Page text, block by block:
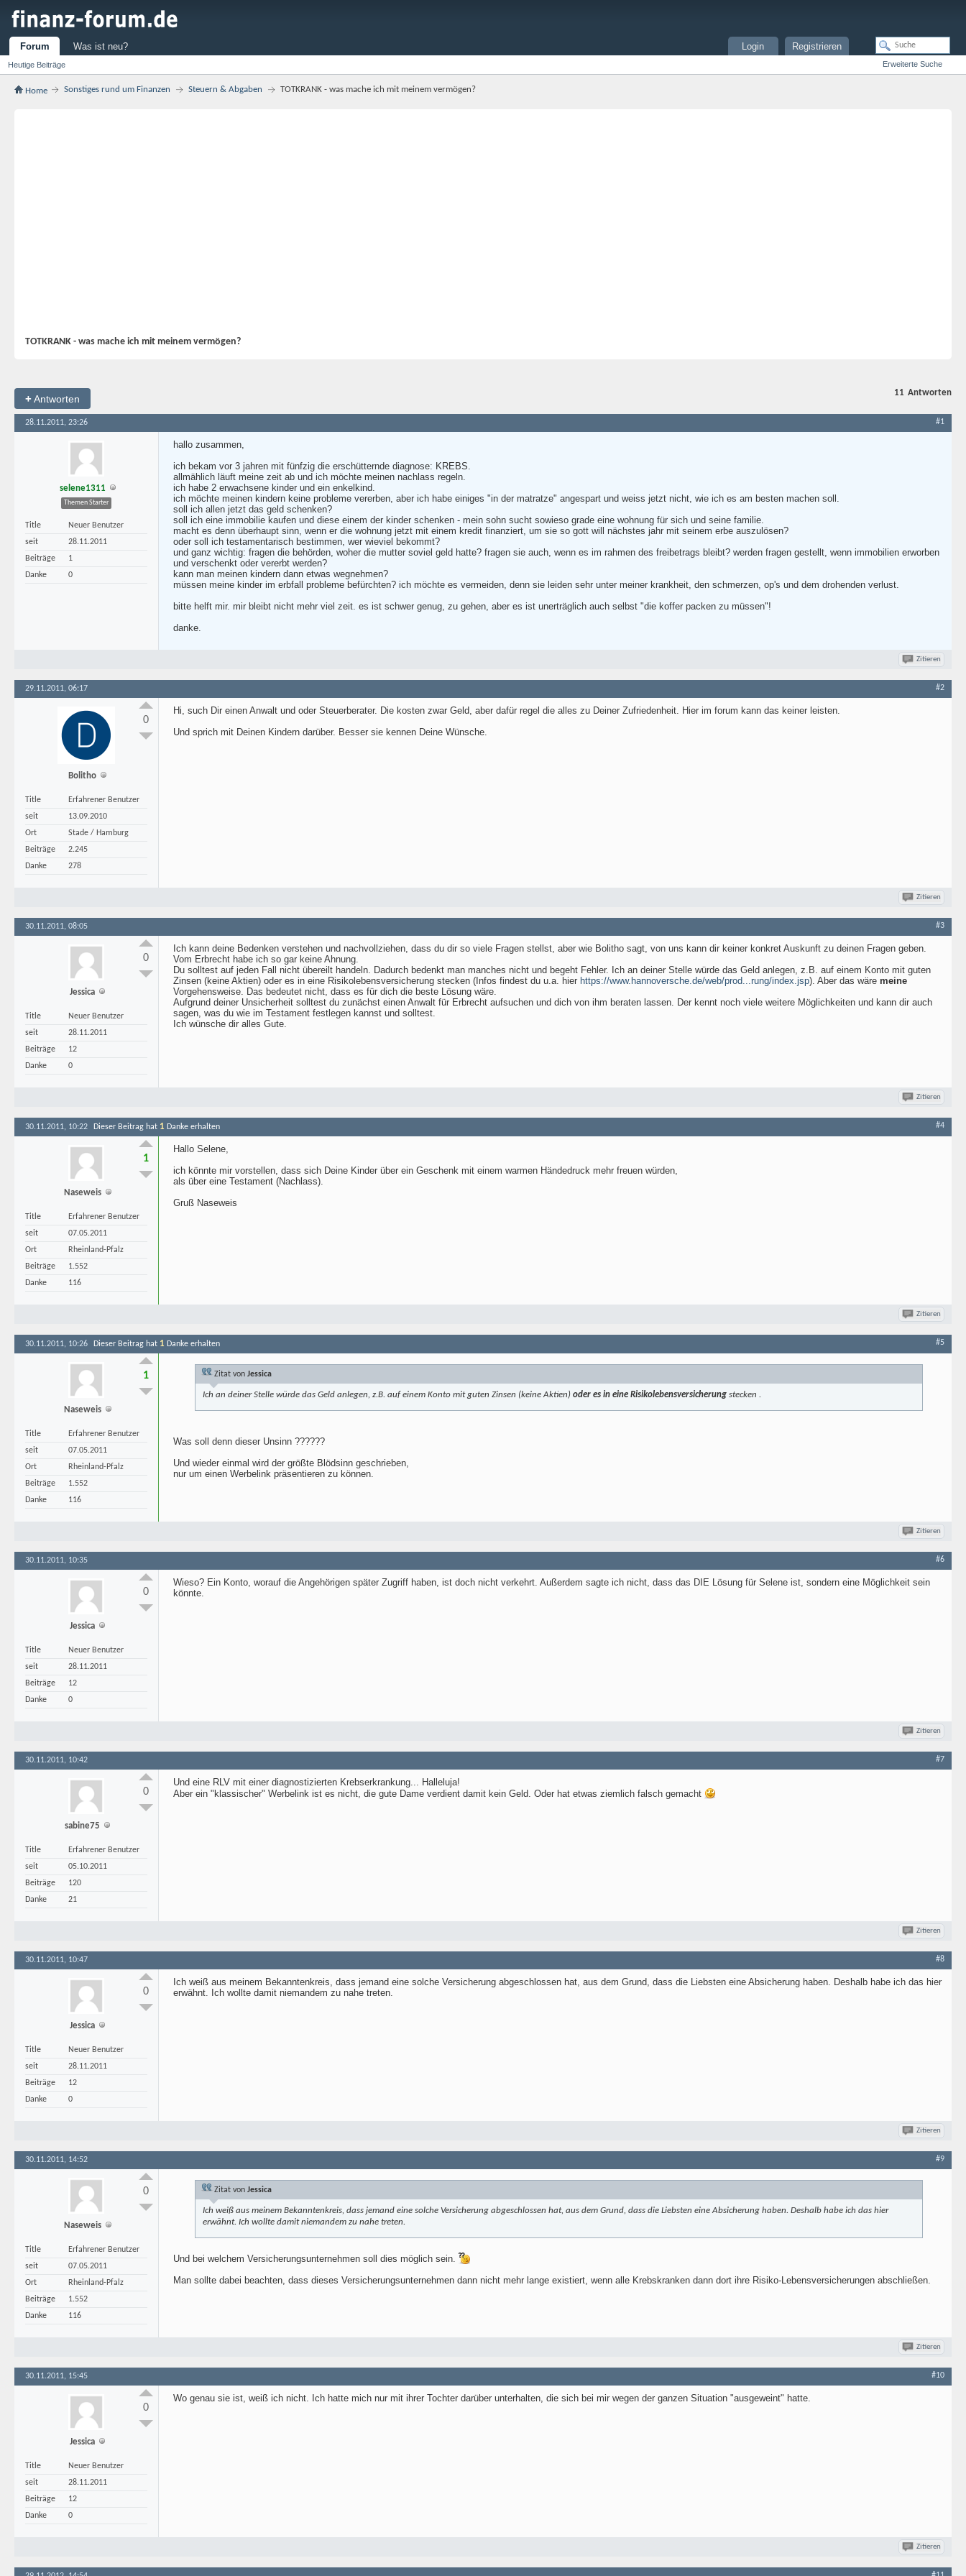
Forum
Heutige Beiträge
Was ist neu? Registrieren
Login
Erweiterte Suche
Home Sonstiges rund um Finanzen Steuern & Abgaben TOTKRANK - was mache ich mit meinem vermögen?
TOTKRANK - was mache ich mit meinem vermögen?
+Antworten
11 Antworten
28.11.2011, 23:26 #1
selene1311
Themen Starter
Title
Neuer Benutzer
seit
28.11.2011
Beiträge
1
Danke
0
hallo zusammen,
ich bekam vor 3 jahren mit fünfzig die erschütternde diagnose: KREBS.
allmählich läuft meine zeit ab und ich möchte meinen nachlass regeln.
ich habe 2 erwachsene kinder und ein enkelkind.
ich möchte meinen kindern keine probleme vererben, aber ich habe einiges "in der matratze" angespart und weiss jetzt nicht, wie ich es am besten machen soll.
soll ich allen jetzt das geld schenken?
soll ich eine immobilie kaufen und diese einem der kinder schenken - mein sohn sucht sowieso grade eine wohnung für sich und seine familie.
macht es denn überhaupt sinn, wenn er die wohnung jetzt mit einem kredit finanziert, um sie so gott will nächstes jahr mit seinem erbe auszulösen?
oder soll ich testamentarisch bestimmen, wer wieviel bekommt?
und ganz wichtig: fragen die behörden, woher die mutter soviel geld hatte? fragen sie auch, wenn es im rahmen des freibetrags bleibt? werden fragen gestellt, wenn immobilien erworben
und verschenkt oder vererbt werden?
kann man meinen kindern dann etwas wegnehmen?
müssen meine kinder im erbfall probleme befürchten? ich möchte es vermeiden, denn sie leiden sehr unter meiner krankheit, den schmerzen, op's und dem drohenden verlust.
bitte helft mir. mir bleibt nicht mehr viel zeit. es ist schwer genug, zu gehen, aber es ist unerträglich auch selbst "die koffer packen zu müssen"!
danke.
Zitieren
29.11.2011, 06:17 #2
Bolitho
Title
Erfahrener Benutzer
seit
13.09.2010
Ort
Stade / Hamburg
Beiträge
2.245
Danke
278
0
Hi, such Dir einen Anwalt und oder Steuerberater. Die kosten zwar Geld, aber dafür regel die alles zu Deiner Zufriedenheit. Hier im forum kann das keiner leisten.
Und sprich mit Deinen Kindern darüber. Besser sie kennen Deine Wünsche.
Zitieren
30.11.2011, 08:05 #3
Jessica
Title
Neuer Benutzer
seit
28.11.2011
Beiträge
12
Danke
0
0
Ich kann deine Bedenken verstehen und nachvollziehen, dass du dir so viele Fragen stellst, aber wie Bolitho sagt, von uns kann dir keiner konkret Auskunft zu deinen Fragen geben.
Vom Erbrecht habe ich so gar keine Ahnung.
Du solltest auf jeden Fall nicht übereilt handeln. Dadurch bedenkt man manches nicht und begeht Fehler. Ich an deiner Stelle würde das Geld anlegen, z.B. auf einem Konto mit guten
Zinsen (keine Aktien) oder es in eine Risikolebensversicherung stecken (Infos findest du u.a. hier https://www.hannoversche.de/web/prod...rung/index.jsp). Aber das wäre meine
Vorgehensweise. Das bedeutet nicht, dass es für dich die beste Lösung wäre.
Aufgrund deiner Unsicherheit solltest du zunächst einen Anwalt für Erbrecht aufsuchen und dich von ihm beraten lassen. Der kennt noch viele weitere Möglichkeiten und kann dir auch
sagen, was du wie im Testament festlegen kannst und solltest.
Ich wünsche dir alles Gute.
Zitieren
30.11.2011, 10:22 Dieser Beitrag hat 1 Danke erhalten #4
Naseweis
Title
Erfahrener Benutzer
seit
07.05.2011
Ort
Rheinland-Pfalz
Beiträge
1.552
Danke
116
1
Hallo Selene,
ich könnte mir vorstellen, dass sich Deine Kinder über ein Geschenk mit einem warmen Händedruck mehr freuen würden,
als über eine Testament (Nachlass).
Gruß Naseweis
Zitieren
30.11.2011, 10:26 Dieser Beitrag hat 1 Danke erhalten #5
Naseweis
Title
Erfahrener Benutzer
seit
07.05.2011
Ort
Rheinland-Pfalz
Beiträge
1.552
Danke
116
1 Zitat von Jessica
Ich an deiner Stelle würde das Geld anlegen, z.B. auf einem Konto mit guten Zinsen (keine Aktien) oder es in eine Risikolebensversicherung stecken .
Was soll denn dieser Unsinn ??????
Und wieder einmal wird der größte Blödsinn geschrieben,
nur um einen Werbelink präsentieren zu können.
Zitieren
30.11.2011, 10:35 #6
Jessica
Title
Neuer Benutzer
seit
28.11.2011
Beiträge
12
Danke
0
0
Wieso? Ein Konto, worauf die Angehörigen später Zugriff haben, ist doch nicht verkehrt. Außerdem sagte ich nicht, dass das DIE Lösung für Selene ist, sondern eine Möglichkeit sein
könnte.
Zitieren
30.11.2011, 10:42 #7
sabine75
Title
Erfahrener Benutzer
seit
05.10.2011
Beiträge
120
Danke
21
0
Und eine RLV mit einer diagnostizierten Krebserkrankung... Halleluja!
Aber ein "klassischer" Werbelink ist es nicht, die gute Dame verdient damit kein Geld. Oder hat etwas ziemlich falsch gemacht
Zitieren
30.11.2011, 10:47 #8
Jessica
Title
Neuer Benutzer
seit
28.11.2011
Beiträge
12
Danke
0
0
Ich weiß aus meinem Bekanntenkreis, dass jemand eine solche Versicherung abgeschlossen hat, aus dem Grund, dass die Liebsten eine Absicherung haben. Deshalb habe ich das hier
erwähnt. Ich wollte damit niemandem zu nahe treten.
Zitieren
30.11.2011, 14:52 #9
Naseweis
Title
Erfahrener Benutzer
seit
07.05.2011
Ort
Rheinland-Pfalz
Beiträge
1.552
Danke
116
0 Zitat von Jessica
Ich weiß aus meinem Bekanntenkreis, dass jemand eine solche Versicherung abgeschlossen hat, aus dem Grund, dass die Liebsten eine Absicherung haben. Deshalb habe ich das hier
erwähnt. Ich wollte damit niemandem zu nahe treten.
Und bei welchem Versicherungsunternehmen soll dies möglich sein.
Man sollte dabei beachten, dass dieses Versicherungsunternehmen dann nicht mehr lange existiert, wenn alle Krebskranken dann dort ihre Risiko-Lebensversicherungen abschließen.
Zitieren
30.11.2011, 15:45 #10
Jessica
Title
Neuer Benutzer
seit
28.11.2011
Beiträge
12
Danke
0
0
Wo genau sie ist, weiß ich nicht. Ich hatte mich nur mit ihrer Tochter darüber unterhalten, die sich bei mir wegen der ganzen Situation "ausgeweint" hatte.
Zitieren